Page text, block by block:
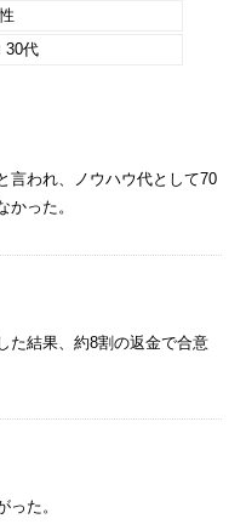
30代
言われ、ノウハウ代として70
った。
た結果、約8割の返金で合意
た。